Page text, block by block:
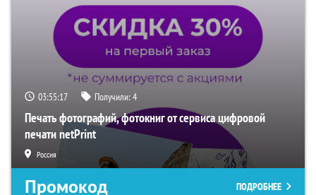
03:55:16 Получили:4
Печать фотографий, фотокниг от сервиса цифровой
печати netPrint
Россия
Промокод ПОДРОБНЕЕ